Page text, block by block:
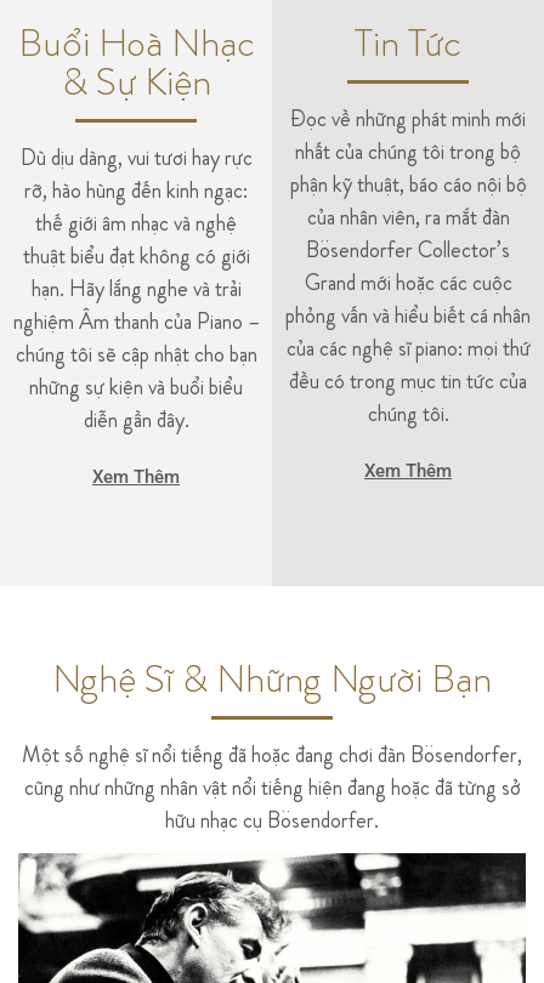
Buổi Hoà Nhạc
& Sự Kiện
Dù dịu dàng, vui tươi hay rực
rỡ, hào hùng đến kinh ngạc:
thế giới âm nhạc và nghệ
thuật biểu đạt không có giới
hạn. Hãy lắng nghe và trải
nghiệm Âm thanh của Piano –
chúng tôi sẽ cập nhật cho bạn
những sự kiện và buổi biểu
diễn gần đây.
Xem Thêm
Tin Tức
Đọc về những phát minh mới
nhất của chúng tôi trong bộ
phận kỹ thuật, báo cáo nội bộ
của nhân viên, ra mắt đàn
Bösendorfer Collector’s
Grand mới hoặc các cuộc
phỏng vấn và hiểu biết cá nhân
của các nghệ sĩ piano: mọi thứ
đều có trong mục tin tức của
chúng tôi.
Xem Thêm
Nghệ Sĩ & Những Người Bạn
Một số nghệ sĩ nổi tiếng đã hoặc đang chơi đàn Bösendorfer,
cũng như những nhân vật nổi tiếng hiện đang hoặc đã từng sở
hữu nhạc cụ Bösendorfer.